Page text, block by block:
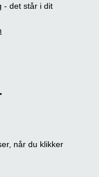
- det står i dit
når du klikker